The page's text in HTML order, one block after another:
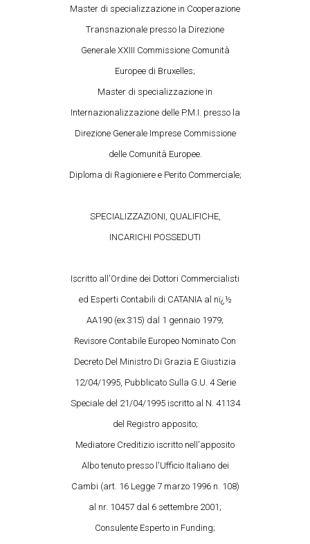
Master di specializzazione in Cooperazione
Transnazionale presso la Direzione
Generale XXIII Commissione Comunità
Europee di Bruxelles;
Master di specializzazione in
Internazionalizzazione delle P.M.I. presso la
Direzione Generale Imprese Commissione
delle Comunità Europee.
Diploma di Ragioniere e Perito Commerciale;
SPECIALIZZAZIONI, QUALIFICHE,
INCARICHI POSSEDUTI
Iscritto all'Ordine dei Dottori Commercialisti
ed Esperti Contabili di CATANIA al nï¿½
AA190 (ex 315) dal 1 gennaio 1979;
Revisore Contabile Europeo Nominato Con
Decreto Del Ministro Di Grazia E Giustizia
12/04/1995, Pubblicato Sulla G.U. 4 Serie
Speciale del 21/04/1995 iscritto al N. 41134
del Registro apposito;
Mediatore Creditizio iscritto nell'apposito
Albo tenuto presso l'Ufficio Italiano dei
Cambi (art. 16 Legge 7 marzo 1996 n. 108)
al nr. 10457 dal 6 settembre 2001;
Consulente Esperto in Funding;